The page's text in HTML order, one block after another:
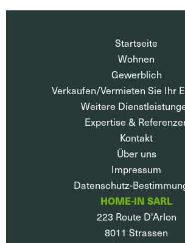
Startseite
Wohnen
Gewerblich
Verkaufen/Vermieten Sie Ihr
Weitere
Expertise &
Kontakt
Über uns
Impressum
Datenschutz-
HOME-IN SARL
223 Route D'Arlon
8011 Strassen